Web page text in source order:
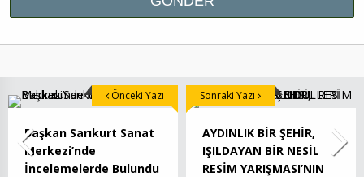
Başkan Sarıkurt Sanat
Merkezi’nde
İncelemelerde Bulundu
Önceki Yazı
AYDINLIK BİR ŞEHİR,
IŞILDAYAN BİR NESİL
RESİM YARIŞMASI’NIN
Sonraki Yazı